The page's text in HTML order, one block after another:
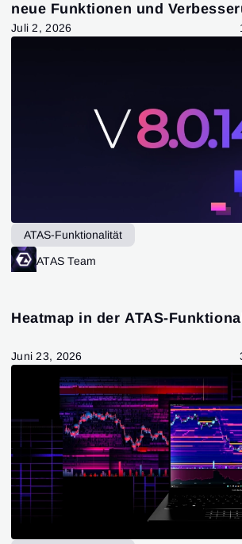
neue Funktionen und
Juli 2, 2026
ATAS-Funktionalität
ATAS Team
Heatmap in der ATAS-
Juni 23, 2026